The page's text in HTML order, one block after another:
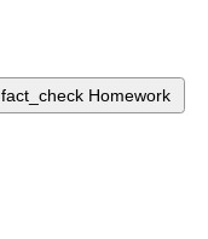
fact_check Homework